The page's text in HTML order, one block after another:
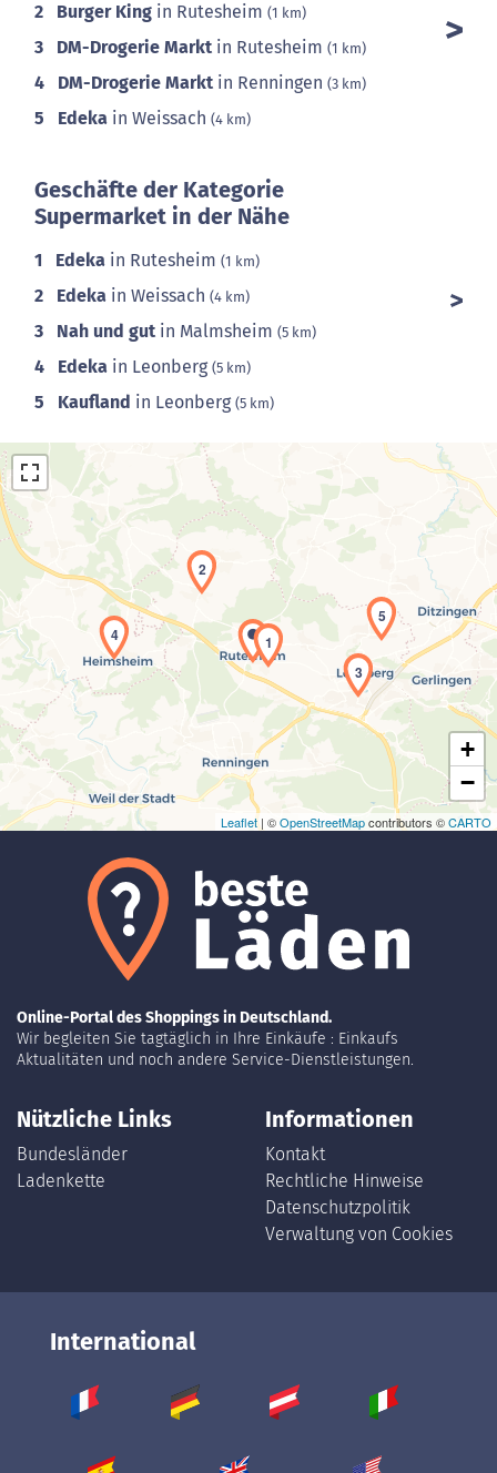
2 Burger King in Rutesheim (1 km)
3 DM-Drogerie Markt in Rutesheim (1 km)
4 DM-Drogerie Markt in Renningen (3 km)
5 Edeka in Weissach (4 km)
Geschäfte der Kategorie
Supermarket in der Nähe
1 Edeka in Rutesheim (1 km)
2 Edeka in Weissach (4 km)
3 Nah und gut in Malmsheim (5 km)
4 Edeka in Leonberg (5 km)
5 Kaufland in Leonberg (5 km)
Laden der Karte...
1
2
3
4
5
+
−
Leaflet| ©OpenStreetMapcontributors ©CARTO
Online-Portal des Shoppings in Deutschland.
Wir begleiten Sie tagtäglich in Ihre Einkäufe : Einkaufs
Aktualitäten und noch andere Service-Dienstleistungen.
Nützliche Links
Bundesländer
Ladenkette
Informationen
Kontakt
Rechtliche Hinweise
Datenschutzpolitik
Verwaltung von Cookies
International